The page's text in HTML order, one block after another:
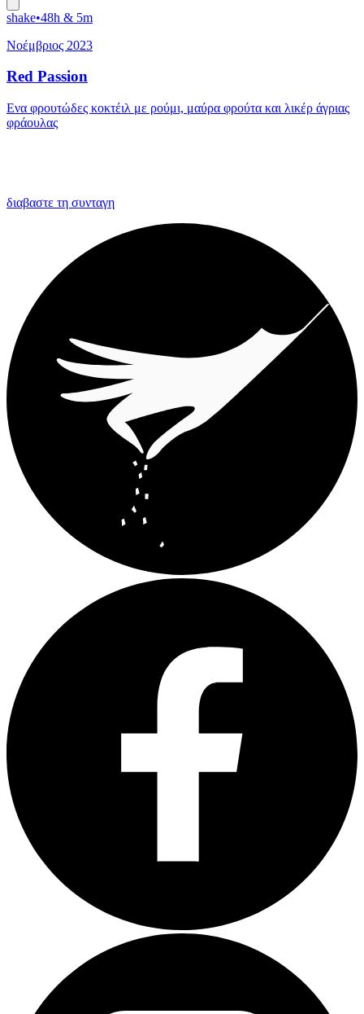
shake•48h & 5m
Νοέμβριος 2023
Red Passion
Eνα φρουτώδες κοκτέιλ με ρούμι, μαύρα φρούτα και λικέρ άγριας
φράουλας
διαβαστε τη συνταγη